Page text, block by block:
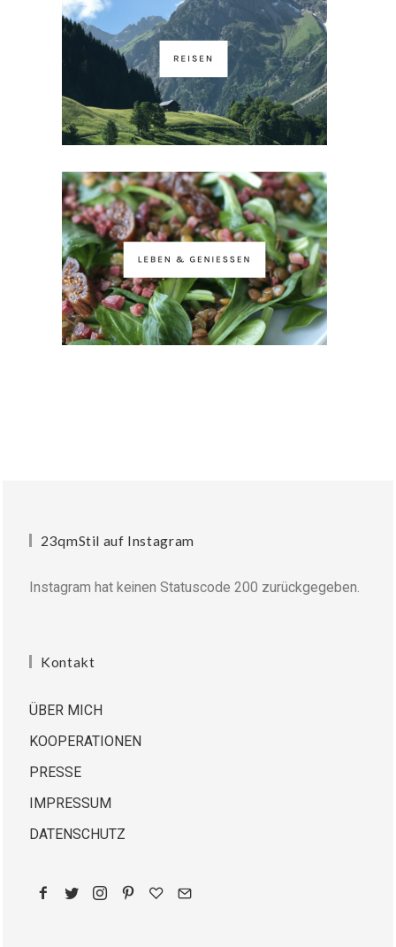
23qmStil auf Instagram
Instagram hat keinen Statuscode 200 zurückgegeben.
Kontakt
ÜBER MICH
KOOPERATIONEN
PRESSE
IMPRESSUM
DATENSCHUTZ